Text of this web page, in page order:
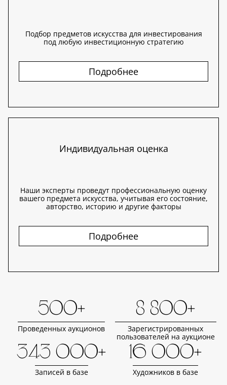
Подбор предметов искусства для инвестирования
под любую инвестиционную стратегию
Подробнее
Индивидуальная оценка
Наши эксперты проведут профессиональную оценку
вашего предмета искусства, учитывая его состояние,
авторство, историю и другие факторы
Подробнее
500+
Проведенных аукционов
8 800+
Зарегистрированных
пользователей на аукционе
343 000+
Записей в базе
16 000+
Художников в базе